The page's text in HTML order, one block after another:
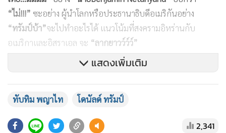
และยึดครองช่องแคบ
Hormuz”
เส้นทางการขนส่งน้ำมันโลก
20 เปอร์เซ็นต์ อย่างอิหร่านเท่านั้น แต่ยังหมายถึงศัตรู-คู่กัดของ
อิหร่านอย่างอิสราเอลอีกด้วยต่างหาก จะโดยอิทธิพล บารมีของ
บรรดานักธุรกิจชาวยิวที่รายรอบอยู่ในคณะบริหารรัฐบาลโดย
“แฟ้มลับเอปสตีน”
ฯลฯ หรืออะไรต่อมิอะไรก็แล้วแต่ ที่ทำให้
ความพยายามที่จะหา“จุดลงตัว”กับอิหร่านของอเมริกา แทบ
เป็นไปไม่ได้เอาเลยแม้แต่น้อย หรืออย่างที่
ชี้แนะ ชี้นำนายกรัฐมนตรีตัวเองว่า...
“นี่คือจังหวะเวลาที่เราจะ
แสดงเพิ่มเติม
ทับทิม พญาไท โดนัลด์ ทรัมป์
2,341